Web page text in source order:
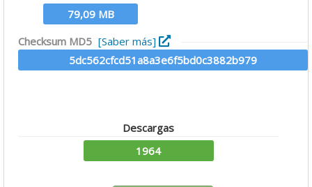
79,09 MB
Checksum MD5 [Saber más]
5dc562cfcd51a8a3e6f5bd0c3882b979
Descargas
1964